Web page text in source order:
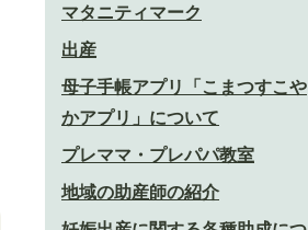
マタニティマーク
出産
母子手帳アプリ「こまつすこや
かアプリ」について
プレママ・プレパパ教室
地域の助産師の紹介